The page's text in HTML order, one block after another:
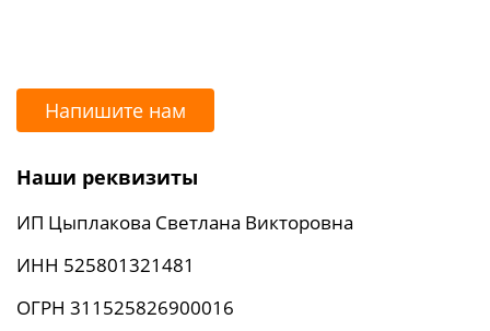
Напишите нам
Наши реквизиты
ИП Цыплакова Светлана Викторовна
ИНН 525801321481
ОГРН 311525826900016